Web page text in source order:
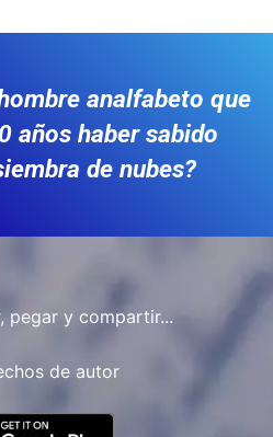
analfabeto que
años haber sabido
de nubes?
pegar y compartir...
de autor